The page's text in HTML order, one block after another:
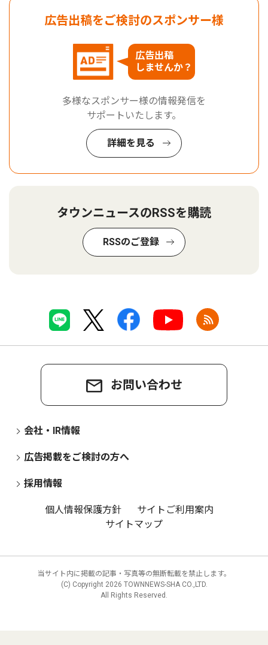
広告出稿をご検討のスポンサー様
広告出稿
しませんか？
多様なスポンサー様の情報発信を
サポートいたします。
詳細を見る
タウンニュースのRSSを購読
RSSのご登録
お問い合わせ
会社・IR情報
広告掲載をご検討の方へ
採用情報
個人情報保護方針
サイトご利用案内
サイトマップ
当サイト内に掲載の記事・写真等の無断転載を禁止します。
(C) Copyright 2026 TOWNNEWS-SHA CO.,LTD.
All Rights Reserved.